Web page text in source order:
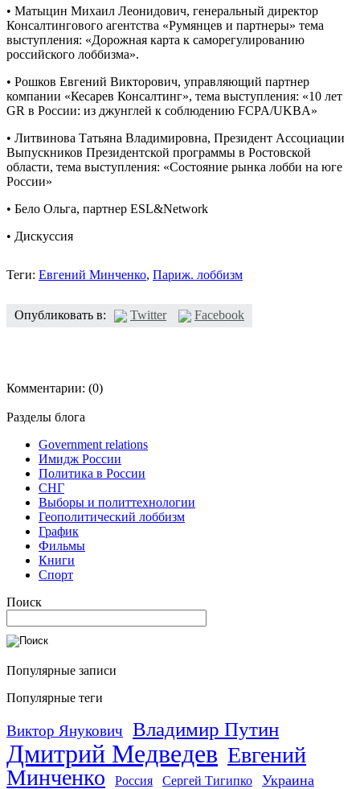
• Матыцин Михаил Леонидович, генеральный директор
Консалтингового агентства «Румянцев и партнеры» тема
выступления: «Дорожная карта к саморегулированию
российского лоббизма».
• Рошков Евгений Викторович, управляющий партнер
компании «Кесарев Консалтинг», тема выступления: «10 лет
GR в России: из джунглей к соблюдению FCPA/UKBA»
• Литвинова Татьяна Владимировна, Президент Ассоциации
Выпускников Президентской программы в Ростовской
области, тема выступления: «Состояние рынка лобби на юге
России»
• Бело Ольга, партнер ESL&Network
• Дискуссия
Теги: Евгений Минченко, Париж. лоббизм
Опубликовать в: Twitter Facebook
Комментарии: (0)
Разделы блога
Government relations
Имидж России
Политика в России
СНГ
Выборы и политтехнологии
Геополитический лоббизм
График
Фильмы
Книги
Спорт
Поиск
Популярные записи
Популярные теги
Виктор Янукович Владимир Путин
Дмитрий Медведев Евгений
Минченко
Россия Сергей Тигипко Украина